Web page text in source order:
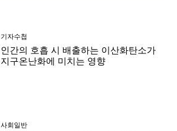
기자수첩
인간의 호흡 시 배출하는 이산화탄소가
지구온난화에 미치는 영향
사회일반